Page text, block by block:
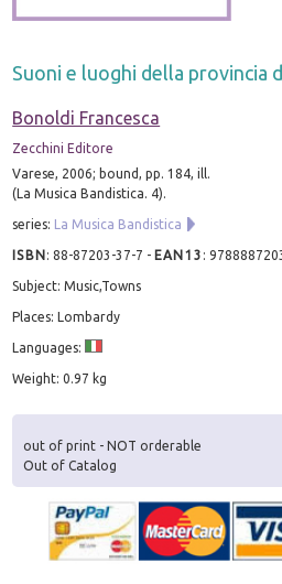
Suoni e luoghi della provincia
Bonoldi Francesca
Zecchini Editore
Varese, 2006; bound, pp. 184, ill.
(La Musica Bandistica. 4).
series: La Musica Bandistica
ISBN:88-87203-37-7 - EAN13 :
Subject: Music,Towns
Places: Lombardy
Languages:
Weight: 0.97 kg
out of print - NOT orderable
Out of Catalog